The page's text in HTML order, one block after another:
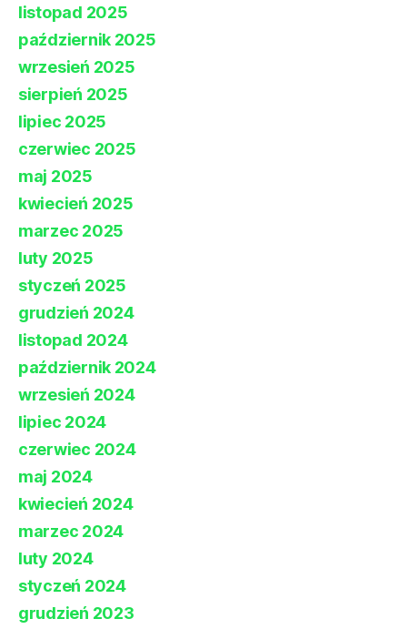
listopad 2025
październik 2025
wrzesień 2025
sierpień 2025
lipiec 2025
czerwiec 2025
maj 2025
kwiecień 2025
marzec 2025
luty 2025
styczeń 2025
grudzień 2024
listopad 2024
październik 2024
wrzesień 2024
lipiec 2024
czerwiec 2024
maj 2024
kwiecień 2024
marzec 2024
luty 2024
styczeń 2024
grudzień 2023